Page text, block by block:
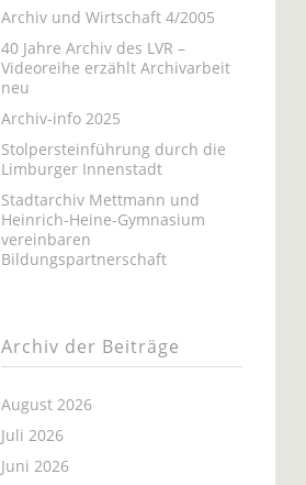
Archiv und Wirtschaft 4/2005
40 Jahre Archiv des LVR –
Videoreihe erzählt Archivarbeit
neu
Archiv-info 2025
Stolpersteinführung durch die
Limburger Innenstadt
Stadtarchiv Mettmann und
Heinrich-Heine-Gymnasium
vereinbaren
Bildungspartnerschaft
Archiv der Beiträge
August 2026
Juli 2026
Juni 2026